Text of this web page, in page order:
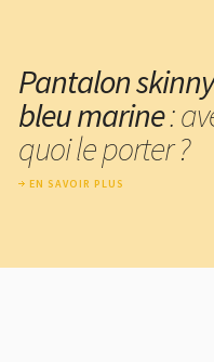
Pantalon skinny
bleu marine:
quoi le porter ?
EN SAVOIR PLUS